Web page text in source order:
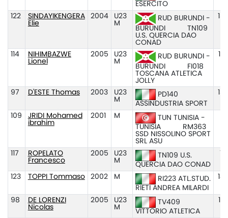
ESERCITO
122
SINDAYIKENGERA
Elie
2004
U23
M
RUD BURUNDI -
BURUNDI
TN109
U.S. QUERCIA DAO
CONAD
114
NIHIMBAZWE
Lionel
2005
U23
M
RUD BURUNDI -
BURUNDI
FI018
TOSCANA ATLETICA
JOLLY
97 D'ESTE Thomas 2003
U23
M
PD140
ASSINDUSTRIA SPORT
109
JRIDI Mohamed
ibrahim
2001 M
TUN TUNISIA -
TUNISIA
RM363
SSD NISSOLINO SPORT
SRL ASU
117
ROPELATO
Francesco
2005
U23
M
TN109 U.S.
QUERCIA DAO CONAD
123 TOPPI Tommaso 2002 M
RI223 ATL.STUD.
RIETI ANDREA MILARDI
98
DE LORENZI
Nicolas
2005
U23
M
TV409
VITTORIO ATLETICA